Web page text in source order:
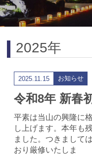
2025年
2025.11.15 お知らせ
令和8年 新春
平素は当山の興隆に
し上げます。本年も
ました。つきまして
おり厳修いたしま